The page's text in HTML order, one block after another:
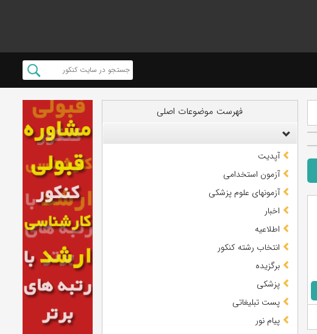
فهرست موضوعات اصلی
آپدیت
آزمون استخدامی
آزمونهای علوم پزشکی
اخبار
اطلاعیه
انتخاب رشته کنکور
برگزیده
پزشکی
پست تبلیغاتی
پیام نور